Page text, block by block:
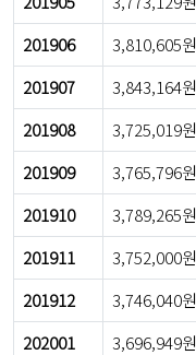
201906
3,810,605원
201907
3,843,164원
201908
3,725,019원
201909
3,765,796원
201910
3,789,265원
201911
3,752,000원
201912
3,746,040원
202001
3,696,949원